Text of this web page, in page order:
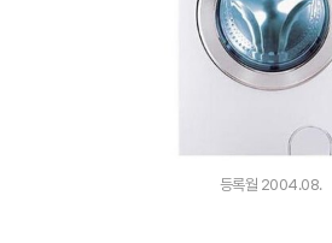
등록월 2004.08.